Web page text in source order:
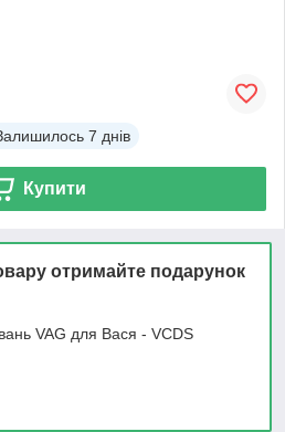
7 днів
Купити
отримайте подарунок
VAG для Вася - VCDS